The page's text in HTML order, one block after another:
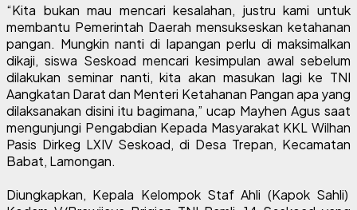
“Kita bukan mau mencari kesalahan, justru kami untuk
membantu Pemerintah Daerah mensukseskan ketahanan
pangan. Mungkin nanti di lapangan perlu di maksimalkan
dikaji, siswa Seskoad mencari kesimpulan awal sebelum
dilakukan seminar nanti, kita akan masukan lagi ke TNI
Aangkatan Darat dan Menteri Ketahanan Pangan apa yang
dilaksanakan disini itu bagimana,” ucap Mayhen Agus saat
mengunjungi Pengabdian Kepada Masyarakat KKL Wilhan
Pasis Dirkeg LXIV Seskoad, di Desa Trepan, Kecamatan
Babat, Lamongan.
Diungkapkan, Kepala Kelompok Staf Ahli (Kapok Sahli)